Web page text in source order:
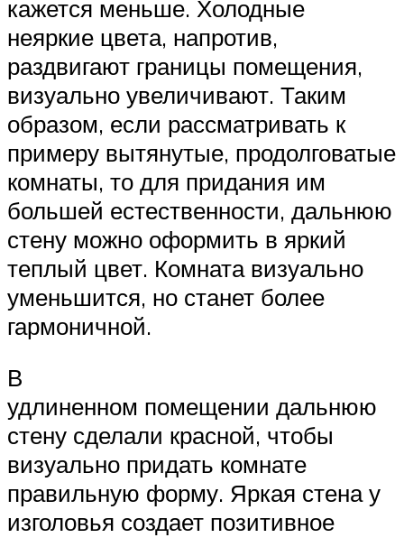
кажется меньше. Холодные
неяркие цвета, напротив,
раздвигают границы помещения,
визуально увеличивают. Таким
образом, если рассматривать к
примеру вытянутые, продолговатые
комнаты, то для придания им
большей естественности, дальнюю
стену можно оформить в яркий
теплый цвет. Комната визуально
уменьшится, но станет более
гармоничной.
В
удлиненном помещении дальнюю
стену сделали красной, чтобы
визуально придать комнате
правильную форму. Яркая стена у
изголовья создает позитивное